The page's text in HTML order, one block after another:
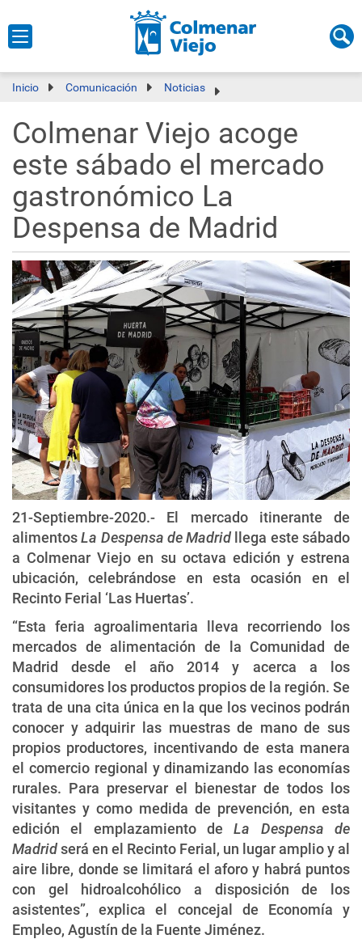
Inicio Comunicación Noticias
Colmenar Viejo acoge
este sábado el mercado
gastronómico La
Despensa de Madrid
21-Septiembre-2020.- El mercado itinerante de
alimentosLa Despensa de Madrid llega este sábado
a Colmenar Viejo en su octava edición y estrena
ubicación, celebrándose en esta ocasión en el
Recinto Ferial ‘Las Huertas’.
“Esta feria agroalimentaria lleva recorriendo los
mercados de alimentación de la Comunidad de
Madrid desde el año 2014 y acerca a los
consumidores los productos propios de la región. Se
trata de una cita única en la que los vecinos podrán
conocer y adquirir las muestras de mano de sus
propios productores, incentivando de esta manera
el comercio regional y dinamizando las economías
rurales. Para preservar el bienestar de todos los
visitantes y como medida de prevención, en esta
edición el emplazamiento deLa Despensa de
Madridserá en el Recinto Ferial, un lugar amplio y al
aire libre, donde se limitará el aforo y habrá puntos
con gel hidroalcohólico a disposición de los
asistentes”, explica el concejal de Economía y
Empleo, Agustín de la Fuente Jiménez.